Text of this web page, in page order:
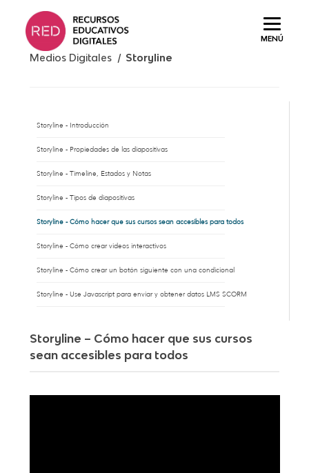
MENÚ
Saltar
contenido.
Medios Digitales /Storyline
Storyline - Introducción
Storyline - Propiedades de las diapositivas
Storyline - Timeline, Estados y Notas
Storyline - Tipos de diapositivas
Storyline - Cómo hacer que sus cursos sean accesibles para todos
Storyline - Cómo crear videos interactivos
Storyline - Cómo crear un botón siguiente con una condicional
Storyline - Use Javascript para enviar y obtener datos LMS SCORM
Storyline – Cómo hacer que sus cursos
sean accesibles para todos